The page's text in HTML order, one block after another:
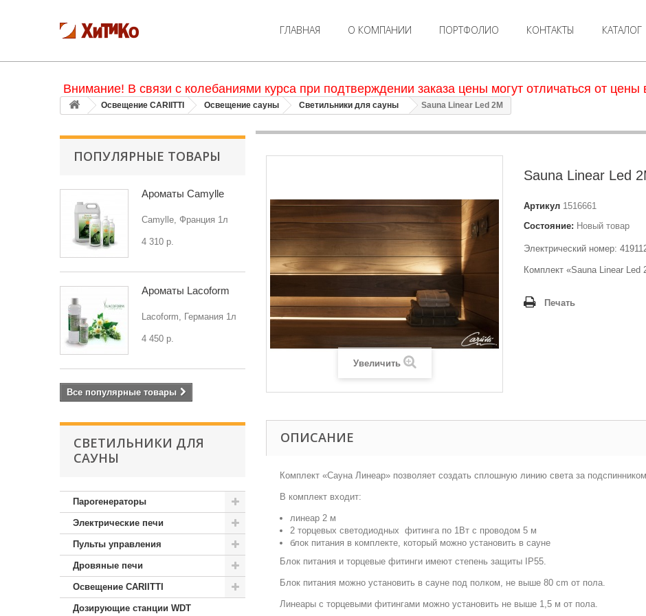
ГЛАВНАЯ О КОМПАНИИ ПОРТФОЛИО КОНТАКТЫ КАТАЛОГ
Внимание! В связи с колебаниями курса при подтверждении заказа цены могут отличаться от цены
Освещение CARIITTI Освещение сауны Светильники для сауны Sauna Linear Led 2M
ПОПУЛЯРНЫЕ ТОВАРЫ
Ароматы Camylle
Camylle, Франция 1л
4 310 р.
Ароматы Lacoform
Lacoform, Германия 1л
4 450 р.
Все популярные товары
СВЕТИЛЬНИКИ ДЛЯ
САУНЫ
Парогенераторы
Электрические печи
Пульты управления
Дровяные печи
Освещение CARIITTI
Дозирующие станции WDT
Увеличить
Sauna Linear Led
Артикул 1516661
Состояние: Новый товар
Электрический номер:
Комплект «Sauna Linear Led
Печать
ОПИСАНИЕ
Комплект «Сауна Линеар» позволяет создать сплошную линию света за
В комплект входит:
линеар 2 м
2 торцевых светодиодных фитинга по 1Вт с проводом 5 м
блок питания в комплекте, который можно установить в сауне
Блок питания и торцевые фитинги имеют степень защиты IP55.
Блок питания можно установить в сауне под полком, не выше 80 cm от пола.
Линеары с торцевыми фитингами можно установить не выше 1,5 м от пола.